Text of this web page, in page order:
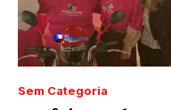
Sem Categoria